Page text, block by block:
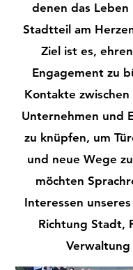
denen das Leben
Stadtteil am
Ziel ist es,
Engagement zu
Kontakte
Unternehmen und
zu knüpfen, um
und neue Wege
möchten
Interessen
Richtung Stadt,
Verwaltung